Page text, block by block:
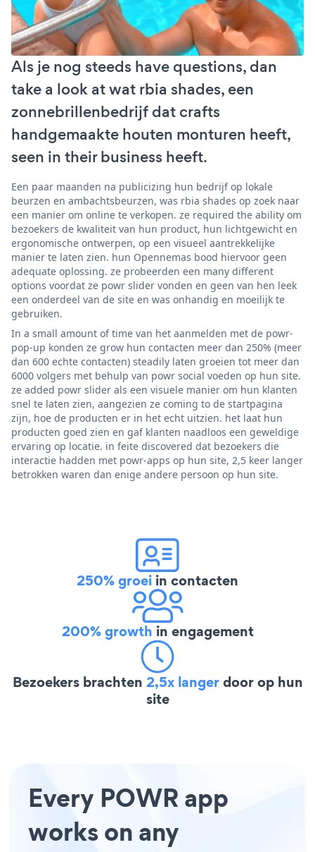
Als je nog steeds have questions, dan
take a look at wat rbia shades, een
zonnebrillenbedrijf dat crafts
handgemaakte houten monturen heeft,
seen in their business heeft.
Een paar maanden na publicizing hun bedrijf op lokale
beurzen en ambachtsbeurzen, was rbia shades op zoek naar
een manier om online te verkopen. ze required the ability om
bezoekers de kwaliteit van hun product, hun lichtgewicht en
ergonomische ontwerpen, op een visueel aantrekkelijke
manier te laten zien. hun Opennemas bood hiervoor geen
adequate oplossing. ze probeerden een many different
options voordat ze powr slider vonden en geen van hen leek
een onderdeel van de site en was onhandig en moeilijk te
gebruiken.
In a small amount of time van het aanmelden met de powr-
pop-up konden ze grow hun contacten meer dan 250% (meer
dan 600 echte contacten) steadily laten groeien tot meer dan
6000 volgers met behulp van powr social voeden op hun site.
ze added powr slider als een visuele manier om hun klanten
snel te laten zien, aangezien ze coming to de startpagina
zijn, hoe de producten er in het echt uitzien. het laat hun
producten goed zien en gaf klanten naadloos een geweldige
ervaring op locatie. in feite discovered dat bezoekers die
interactie hadden met powr-apps op hun site, 2,5 keer langer
betrokken waren dan enige andere persoon op hun site.
250% groei in contacten
200% growth in engagement
Bezoekers brachten 2,5x langerdoor op hun
site
Every POWR app
works on any